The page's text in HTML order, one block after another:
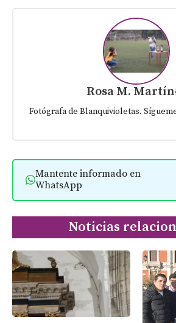
Rosa M. Martín
Fotógrafa de Blanquivioletas.
Mantente informado en
WhatsApp
Noticias